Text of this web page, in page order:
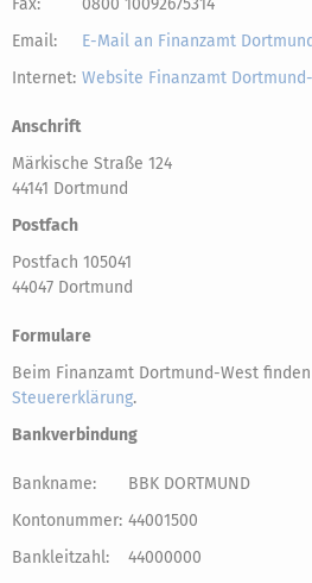
Fax:
0800 10092675314
Email:
E-Mail an Finanzamt
Internet: Website Finanzamt
Anschrift
Märkische Straße 124
44141 Dortmund
Postfach
Postfach 105041
44047 Dortmund
Formulare
Beim Finanzamt Dortmund-West
Steuererklärung.
Bankverbindung
Bankname:
BBK DORTMUND
Kontonummer: 44001500
Bankleitzahl:
44000000